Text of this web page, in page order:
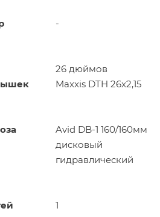
-
26 дюймов
Maxxis DTH 26x2,15
Avid DB-1 160/160мм
дисковый
гидравлический
1